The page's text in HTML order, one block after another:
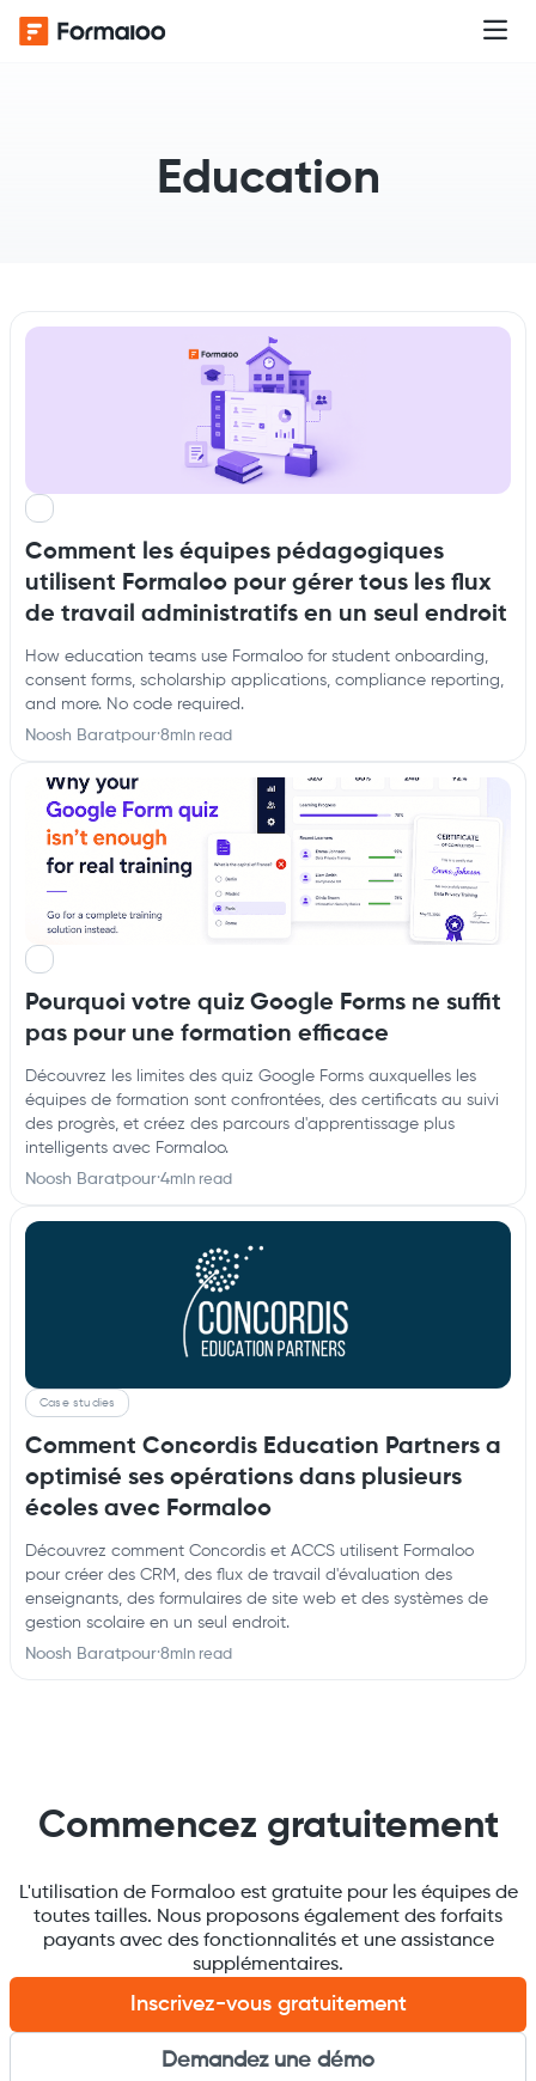
Education
Comment les équipes pédagogiques
utilisent Formaloo pour gérer tous les flux
de travail administratifs en un seul endroit
How education teams use Formaloo for student onboarding,
consent forms, scholarship applications, compliance reporting,
and more. No code required.
Noosh Baratpour·8min read
Pourquoi votre quiz Google Forms ne suffit
pas pour une formation efficace
Découvrez les limites des quiz Google Forms auxquelles les
équipes de formation sont confrontées, des certificats au suivi
des progrès, et créez des parcours d'apprentissage plus
intelligents avec Formaloo.
Noosh Baratpour·4min read
Case studies
Comment Concordis Education Partners a
optimisé ses opérations dans plusieurs
écoles avec Formaloo
Découvrez comment Concordis et ACCS utilisent Formaloo
pour créer des CRM, des flux de travail d'évaluation des
enseignants, des formulaires de site web et des systèmes de
gestion scolaire en un seul endroit.
Noosh Baratpour·8min read
Commencez gratuitement
L'utilisation de Formaloo est gratuite pour les équipes de
toutes tailles. Nous proposons également des forfaits
payants avec des fonctionnalités et une assistance
supplémentaires.
Inscrivez-vous gratuitement
Demandez une démo